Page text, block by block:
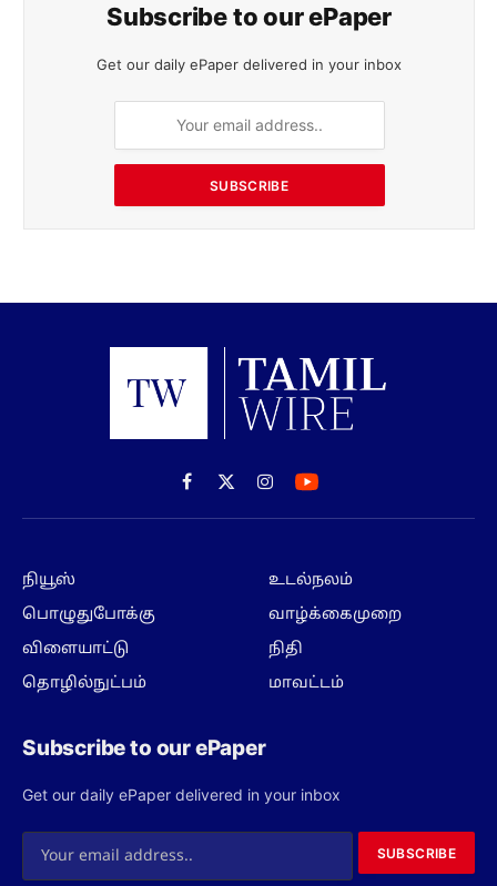
Subscribe to our ePaper
Get our daily ePaper delivered in your inbox
SUBSCRIBE
Facebook
X
(Twitter)
Instagram
நியூஸ்
பொழுதுபோக்கு
விளையாட்டு
தொழில்நுட்பம்
உடல்நலம்
வாழ்க்கைமுறை
நிதி
மாவட்டம்
Subscribe to our ePaper
Get our daily ePaper delivered in your inbox
SUBSCRIBE